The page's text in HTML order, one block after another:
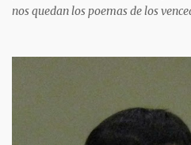
nos quedan los poemas de los
acariciaron la causa nacional